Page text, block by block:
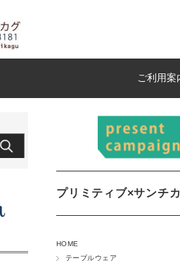
ご利用案
プリミティブ×サンチ
HOME
テーブルウェア